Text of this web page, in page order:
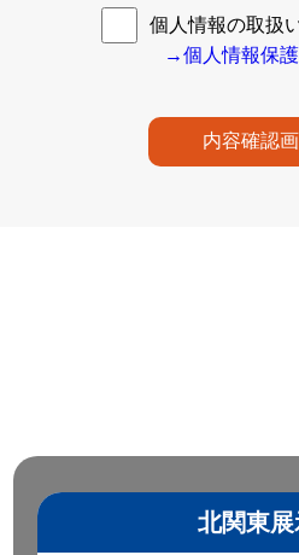
個人情報の取扱
→個人情報保
内容確認
北関東